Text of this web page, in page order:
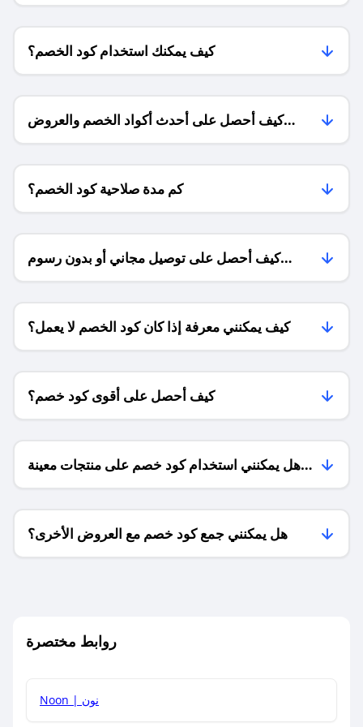
كيف يمكنك استخدام كود الخصم؟
كيف أحصل على أحدث أكواد الخصم والعروض
للمتاجر؟
كم مدة صلاحية كود الخصم؟
كيف أحصل على توصيل مجاني أو بدون رسوم
الشحن ؟
كيف يمكنني معرفة إذا كان كود الخصم لا يعمل؟
كيف أحصل على أقوى كود خصم؟
هل يمكنني استخدام كود خصم على منتجات معينة
فقط؟
هل يمكنني جمع كود خصم مع العروض الأخرى؟
روابط مختصرة
Noon | نون